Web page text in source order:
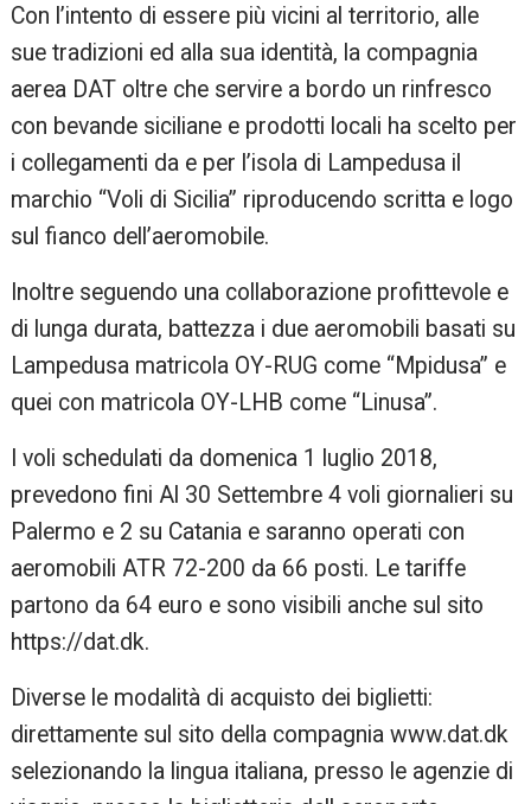
Con l’intento di essere più vicini al territorio, alle
sue tradizioni ed alla sua identità, la compagnia
aerea DAT oltre che servire a bordo un rinfresco
con bevande siciliane e prodotti locali ha scelto per
i collegamenti da e per l’isola di Lampedusa il
marchio “Voli di Sicilia” riproducendo scritta e logo
sul fianco dell’aeromobile.
Inoltre seguendo una collaborazione profittevole e
di lunga durata, battezza i due aeromobili basati su
Lampedusa matricola OY-RUG come “Mpidusa” e
quei con matricola OY-LHB come “Linusa”.
I voli schedulati da domenica 1 luglio 2018,
prevedono fini Al 30 Settembre 4 voli giornalieri su
Palermo e 2 su Catania e saranno operati con
aeromobili ATR 72-200 da 66 posti. Le tariffe
partono da 64 euro e sono visibili anche sul sito
https://dat.dk.
Diverse le modalità di acquisto dei biglietti:
direttamente sul sito della compagnia www.dat.dk
selezionando la lingua italiana, presso le agenzie di